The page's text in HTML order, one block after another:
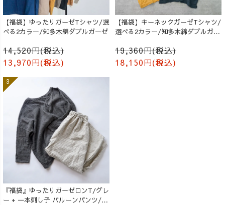
【福袋】ゆったりガーゼTシャツ/選
べる2カラー/知多木綿ダブルガーゼ
14,520円(税込)
13,970円(税込)
【福袋】キーネックガーゼTシャツ/
選べる2カラー/知多木綿ダブルガー
ゼ
19,360円(税込)
18,150円(税込)
『福袋』ゆったりガーゼロンT/グレ
ー + 一本刺し子 バルーンパンツ/生